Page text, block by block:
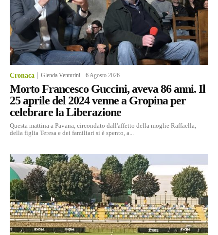
Cronaca Glenda Venturini -6 Agosto 2026
Morto Francesco Guccini, aveva 86 anni. Il
25 aprile del 2024 venne a Gropina per
celebrare la Liberazione
Questa mattina a Pavana, circondato dall'affetto della moglie Raffaella,
della figlia Teresa e dei familiari si è spento, a...